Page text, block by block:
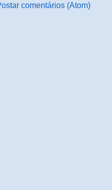
comentários (Atom)